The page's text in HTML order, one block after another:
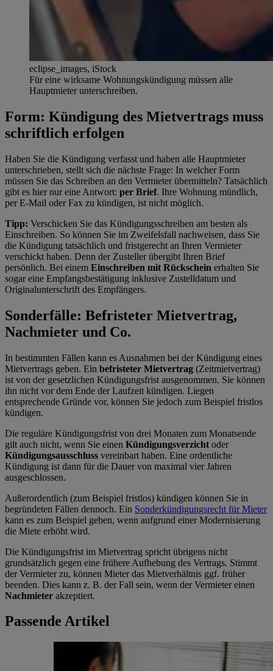
eclipse_images, iStock
Für eine wirksame Wohnungskündigung müssen alle
Hauptmieter unterschreiben.
Form: Kündigung des Mietvertrags muss
schriftlich erfolgen
Haben Sie die Kündigung verfasst und haben alle Hauptmieter
unterschrieben, stellt sich die nächste Frage: In welcher Form
müssen Sie das Schreiben an den Vermieter übermitteln? Tatsächlich
gibt es hier nur eine Antwort: per Brief. Ihre Wohnung mündlich,
per E-Mail oder Fax zu kündigen, ist nicht möglich.
Tipp: Verschicken Sie das Kündigungsschreiben am besten als
Einschreiben. So können Sie im Zweifelsfall nachweisen, dass Sie
die Kündigung tatsächlich und fristgerecht an Ihren Vermieter
verschickt haben. Denn der Zusteller übergibt Ihren Brief
persönlich. Bei einem Einschreiben mit Rückschein erhalten Sie
sogar eine Empfangsbestätigung inklusive Zustelldatum und
Originalunterschrift des Empfängers.
Sonderfälle: Befristeter Mietvertrag,
Nachmieter und Co.
In bestimmten Fällen kann es Ausnahmen bei der Kündigung eines
Mietvertrags geben. Ein befristeter Mietvertrag (Zeitmietvertrag)
ist von der gesetzlichen Kündigungsfrist ausgenommen. Sie können
ihn nicht vor dem Ende der Laufzeit kündigen. Liegen
entsprechende Gründe vor, können Sie jedoch zum Beispiel fristlos
kündigen.
Die reguläre Kündigungsfrist von drei Monaten zum Monatsende
gilt auch nicht, wenn Sie einen Kündigungsverzicht oder
Kündigungsausschluss vereinbart haben. Eine ordentliche
Kündigung ist dann für die Dauer von maximal vier Jahren
ausgeschlossen.
Außerordentlich (zum Beispiel fristlos) kündigen können Sie in
begründeten Fällen dennoch. Ein Sonderkündigungsrecht für Mieter
kann es zum Beispiel geben, wenn aufgrund einer Modernisierung
die Miete erhöht wird.
Die Kündigungsfrist im Mietvertrag spricht übrigens nicht
grundsätzlich gegen eine frühere Aufhebung des Vertrags. Stimmt
der Vermieter zu, können Mieter das Mietverhältnis ggf. früher
beenden. Dies kann z. B. der Fall sein, wenn der Vermieter einen
Nachmieter akzeptiert.
Passende Artikel